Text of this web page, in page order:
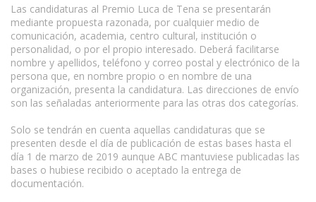
Las candidaturas al Premio Luca de Tena se presentarán
mediante propuesta razonada, por cualquier medio de
comunicación, academia, centro cultural, institución o
personalidad, o por el propio interesado. Deberá facilitarse
nombre y apellidos, teléfono y correo postal y electrónico de la
persona que, en nombre propio o en nombre de una
organización, presenta la candidatura. Las direcciones de envío
son las señaladas anteriormente para las otras dos categorías.
Solo se tendrán en cuenta aquellas candidaturas que se
presenten desde el día de publicación de estas bases hasta el
día 1 de marzo de 2019 aunque ABC mantuviese publicadas las
bases o hubiese recibido o aceptado la entrega de
documentación.